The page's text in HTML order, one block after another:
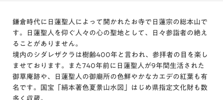
鎌倉時代に日蓮聖人によって開かれたお寺で日蓮宗の総本山で
す。日蓮聖人を仰ぐ人々の心の聖地として、日々参詣者の絶え
ることがありません。
境内のシダレザクラは樹齢400年と言われ、参拝者の目を楽し
ませております。また740年前に日蓮聖人が9年間生活された
御草庵跡や、日蓮聖人の御廟所の色鮮やかなカエデの紅葉も有
名です。国宝「絹本著色夏景山水図」はじめ県指定文化財も数
多く収蔵。